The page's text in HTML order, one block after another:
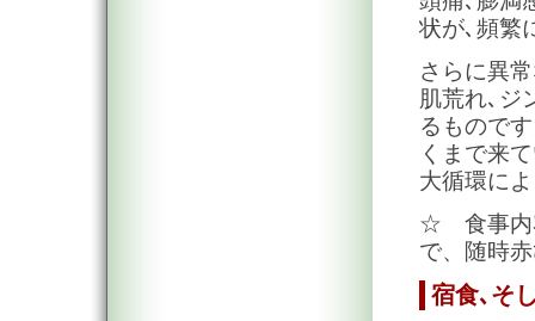
状が､頻繁
さらに異
肌荒れ､ジ
るもので
くまで来
大循環に
☆ 食事内
で、随時
宿食､そ